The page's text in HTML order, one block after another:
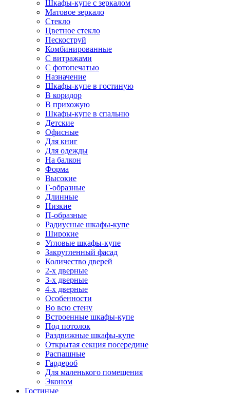
Шкафы-купе с зеркалом
Матовое зеркало
Стекло
Цветное стекло
Пескоструй
Комбинированные
С витражами
С фотопечатью
Назначение
Шкафы-купе в гостиную
В коридор
В прихожую
Шкафы-купе в спальню
Детские
Офисные
Для книг
Для одежды
На балкон
Форма
Высокие
Г-образные
Длинные
Низкие
П-образные
Радиусные шкафы-купе
Широкие
Угловые шкафы-купе
Закругленный фасад
Количество дверей
2-х дверные
3-х дверные
4-х дверные
Особенности
Во всю стену
Встроенные шкафы-купе
Под потолок
Раздвижные шкафы-купе
Открытая секция посередине
Распашные
Гардероб
Для маленького помещения
Эконом
Гостиные